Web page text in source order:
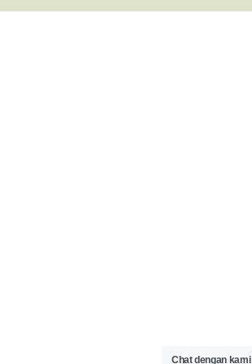
Chat dengan kami